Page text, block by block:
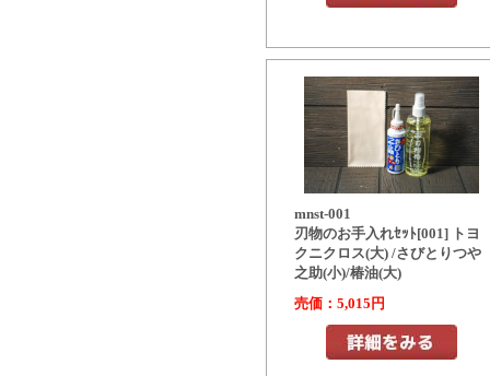
mnst-001
刃物のお手入れｾｯﾄ[001] トヨ
クニクロス(大) /さびとりつや
之助(小)/椿油(大)
売価：5,015円